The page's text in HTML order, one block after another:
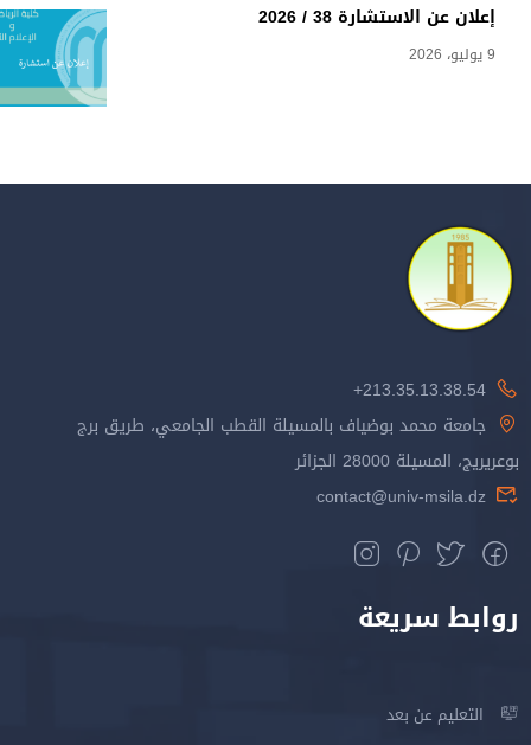
إعلان عن الاستشارة 38 / 2026
9 يوليو، 2026
213.35.13.38.54+
جامعة محمد بوضياف بالمسيلة القطب الجامعي، طريق برج
بوعريريج، المسيلة 28000 الجزائر
contact@univ-msila.dz
روابط سريعة
التعليم عن بعد